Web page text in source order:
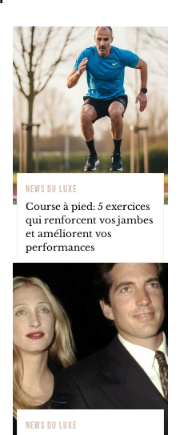
NEWS DU LUXE
Course à pied: 5 exercices
qui renforcent vos jambes
et améliorent vos
performances
NEWS DU LUXE